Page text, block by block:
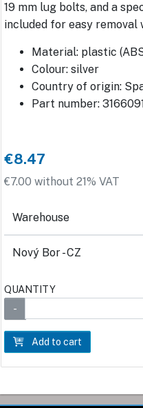
19 mm lug bolts, and a
included for easy
Material: plastic
Colour: silver
Country of origin:
Part number:
€8.47
€7.00 without 21% VAT
Warehouse
Nový Bor - CZ
QUANTITY
Add to cart